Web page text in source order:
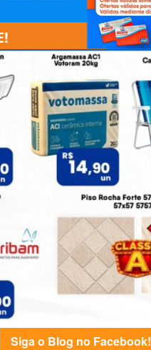
Siga o Blog no Facebook!